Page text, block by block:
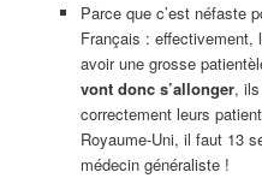
Parce que c’est néfaste
Français : effectivement,
avoir une grosse
vont donc s’allonger, ils
correctement leurs
Royaume-Uni, il faut 13
médecin généraliste !